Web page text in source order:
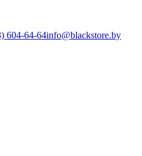
604-64-64info@blackstore.by